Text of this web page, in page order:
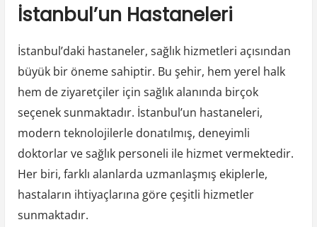
İstanbul’un Hastaneleri
İstanbul’daki hastaneler, sağlık hizmetleri açısından
büyük bir öneme sahiptir. Bu şehir, hem yerel halk
hem de ziyaretçiler için sağlık alanında birçok
seçenek sunmaktadır. İstanbul’un hastaneleri,
modern teknolojilerle donatılmış, deneyimli
doktorlar ve sağlık personeli ile hizmet vermektedir.
Her biri, farklı alanlarda uzmanlaşmış ekiplerle,
hastaların ihtiyaçlarına göre çeşitli hizmetler
sunmaktadır.